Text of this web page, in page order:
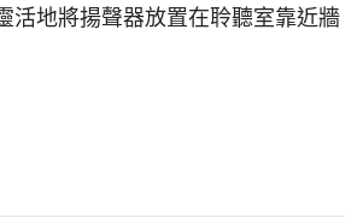
活地將揚聲器放置在聆聽室靠近牆